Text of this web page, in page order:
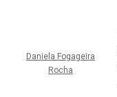
Daniela Fogageira
Rocha